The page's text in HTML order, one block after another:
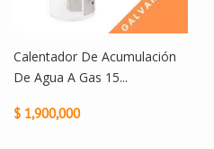
Calentador De Acumulación
De Agua A Gas 15...
$ 1,900,000